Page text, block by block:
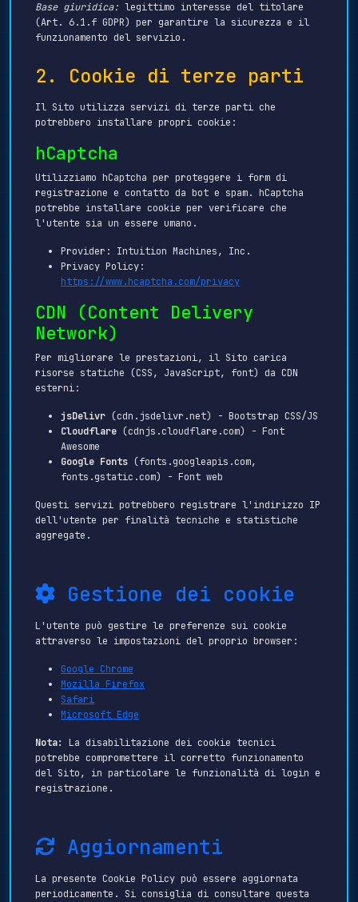
Base giuridica: legittimo interesse del titolare
(Art. 6.1.f GDPR) per garantire la sicurezza e il
funzionamento del servizio.
2. Cookie di terze parti
Il Sito utilizza servizi di terze parti che
potrebbero installare propri cookie:
hCaptcha
Utilizziamo hCaptcha per proteggere i form di
registrazione e contatto da bot e spam. hCaptcha
potrebbe installare cookie per verificare che
l'utente sia un essere umano.
Provider: Intuition Machines, Inc.
Privacy Policy:
https://www.hcaptcha.com/privacy
CDN (Content Delivery
Network)
Per migliorare le prestazioni, il Sito carica
risorse statiche (CSS, JavaScript, font) da CDN
esterni:
jsDelivr (cdn.jsdelivr.net) - Bootstrap CSS/JS
Cloudflare (cdnjs.cloudflare.com) - Font
Awesome
Google Fonts (fonts.googleapis.com,
fonts.gstatic.com) - Font web
Questi servizi potrebbero registrare l'indirizzo IP
dell'utente per finalità tecniche e statistiche
aggregate.
Gestione dei cookie
L'utente può gestire le preferenze sui cookie
attraverso le impostazioni del proprio browser:
Google Chrome
Mozilla Firefox
Safari
Microsoft Edge
Nota:
La disabilitazione dei cookie tecnici
potrebbe compromettere il corretto funzionamento
del Sito, in particolare le funzionalità di login e
registrazione.
Aggiornamenti
La presente Cookie Policy può essere aggiornata
periodicamente. Si consiglia di consultare questa